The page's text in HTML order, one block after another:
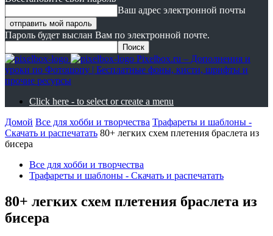
Ваш адрес электронной почты
Пароль будет выслан Вам по электронной почте.
Pixelbox.ru – Дополнения и
уроки по Фотошопу | Бесплатные фоны, кисти, шрифты и
прочие ресурсы
Click here - to select or create a menu
Домой Все для хобби и творчества Трафареты и шаблоны -
Скачать и распечатать 80+ легких схем плетения браслета из
бисера
Все для хобби и творчества
Трафареты и шаблоны - Скачать и распечатать
80+ легких схем плетения браслета из
бисера